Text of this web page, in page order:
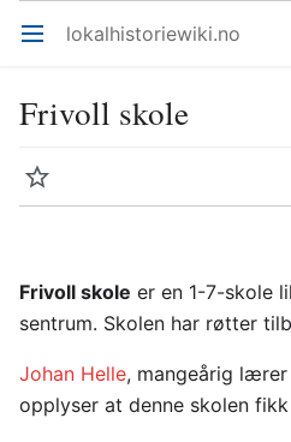
Åpne hovedmenyen lokalhistoriewiki.no
Frivoll skole
Overvåk
Frivoll skole er en 1-7-skole
sentrum. Skolen har røtter
Johan Helle, mangeårig lærer
opplyser at denne skolen